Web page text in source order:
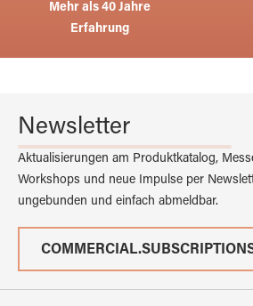
Mehr als 40 Jahre
Erfahrung
Newsletter
Aktualisierungen am Produktkatalog,
Workshops und neue Impulse per
ungebunden und einfach abmeldbar.